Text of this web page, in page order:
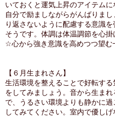
いておくと運気上昇のアイテム
自分で励ましながらがんばりま
り返さないように配慮する意識
そうです。体調は体温調節を心掛
☆心から強き意識を高めつつ望む
【６月生まれさん】
生活環境を整えることで好転す
をしてみましょう。音から生ま
で、うるさい環境よりも静かに
してみてください。室内で優し